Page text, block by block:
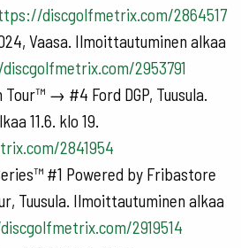
discgolfmetrix.com/2864517
Vaasa. Ilmoittautuminen alkaa
2953791
Tour™ → #4 Ford DGP, Tuusula.
11.6. klo 19.
2841954
#1 Powered by Fribastore
Tuusula. Ilmoittautuminen alkaa
2919514